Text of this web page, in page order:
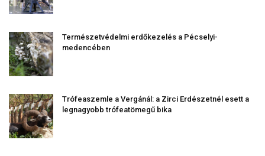
Természetvédelmi erdőkezelés a Pécselyi-
medencében
Trófeaszemle a Vergánál: a Zirci Erdészetnél esett a
legnagyobb trófeatömegű bika